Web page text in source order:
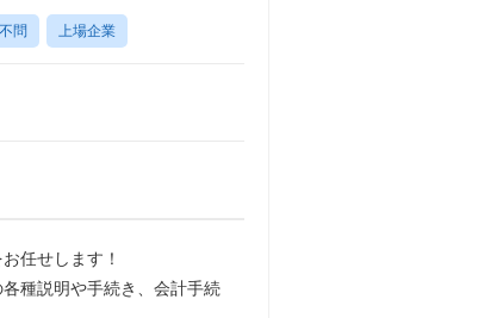
問 上場企業
任せします！
種説明や手続き、会計手続